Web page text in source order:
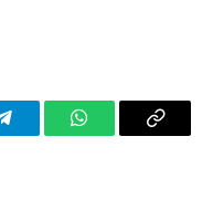
TelegramWhatsAppCopy